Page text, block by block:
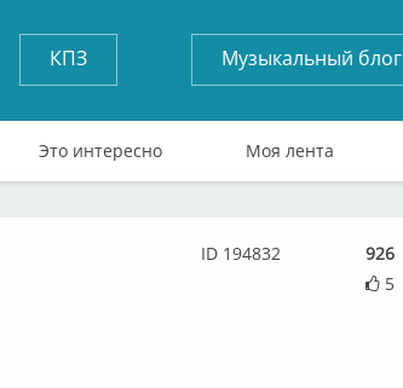
КПЗ Музыкальный блог
Это интересно Моя лента
926
5
ID 194832